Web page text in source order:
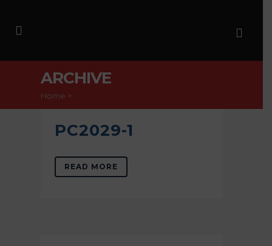
ARCHIVE
Home >
PC2029-1
READ MORE